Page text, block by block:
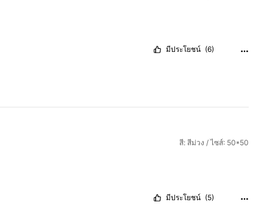
มีประโยชน์ (6)
สี: สีม่วง / ไซส์: 50*50
มีประโยชน์ (5)